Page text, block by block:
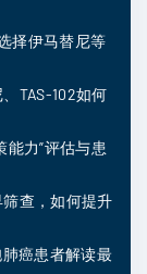
择伊马替尼等
TAS-102如何
能力”评估与患
查，如何提升
癌患者解读最